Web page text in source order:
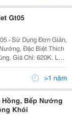
Gt05
- Sử Dụng Đơn Giản,
Đặc Biệt Thích
Giá Chỉ: 620K. Lh:
Ngõ 245 Định Công
Khói Bếp Lẩu
>1 năm
Bếp Nướng
Khói